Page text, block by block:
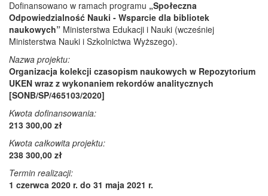
Dofinansowano w ramach programu „Społeczna
Odpowiedzialność Nauki - Wsparcie dla bibliotek
naukowych” Ministerstwa Edukacji i Nauki (wcześniej
Ministerstwa Nauki i Szkolnictwa Wyższego).
Nazwa projektu:
Organizacja kolekcji czasopism naukowych w Repozytorium
UKEN wraz z wykonaniem rekordów analitycznych
[SONB/SP/465103/2020]
Kwota dofinansowania:
213 300,00 zł
Kwota całkowita projektu:
238 300,00 zł
Termin realizacji:
1 czerwca 2020 r. do 31 maja 2021 r.